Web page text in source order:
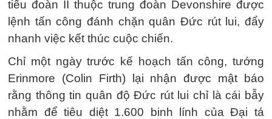
tiểu đoàn II thuộc trung đoàn Devonshire được
lệnh tấn công đánh chặn quân Đức rút lui, đẩy
nhanh việc kết thúc cuộc chiến.
Chỉ một ngày trước kế hoạch tấn công, tướng
Erinmore (Colin Firth) lại nhận được mật báo
rằng thông tin quân độ Đức rút lui chỉ là cái bẫy
nhằm để tiêu diệt 1.600 binh lính của Đại tá